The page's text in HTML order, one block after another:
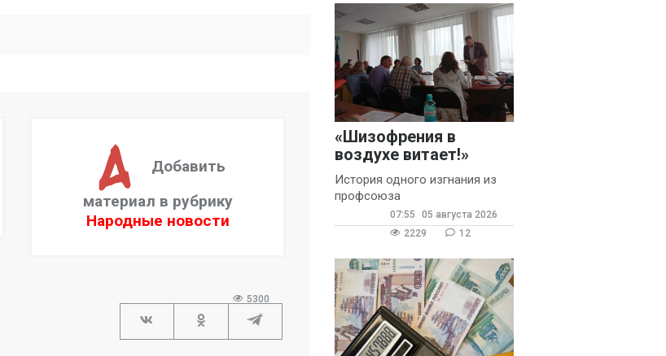
Добавить
материал в рубрику
Народные новости
5300
«Шизофрения в
воздухе витает!»
История одного изгнания из
профсоюза
07:55
05 августа 2026
2229
12